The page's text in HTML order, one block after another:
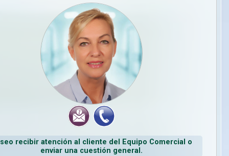
Página 1 de 5
recibir atención al cliente del Equipo Comercial o
enviar una cuestión general.